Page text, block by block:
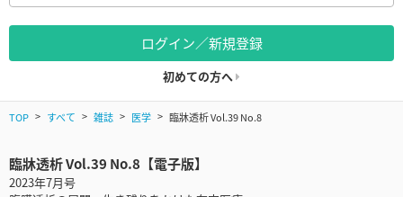
ログイン／新規登録
初めての方へ
TOP すべて 雑誌 医学 臨牀透析 Vol.39 No.8
臨牀透析 Vol.39 No.8【電子版】
2023年7月号